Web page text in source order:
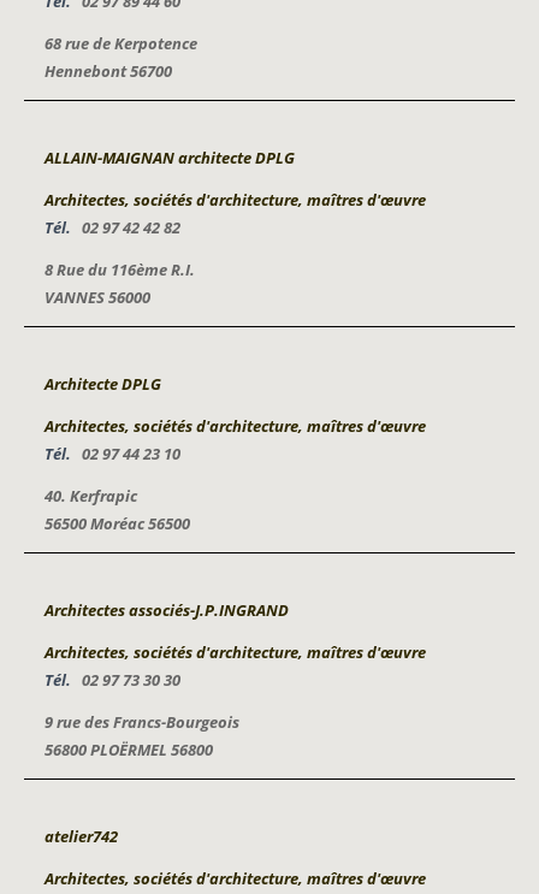
68 rue de Kerpotence
Hennebont 56700
ALLAIN-MAIGNAN architecte DPLG
Architectes, sociétés d'architecture, maîtres d'œuvre
Tél. 02 97 42 42 82
8 Rue du 116ème R.I.
VANNES 56000
Architecte DPLG
Architectes, sociétés d'architecture, maîtres d'œuvre
Tél. 02 97 44 23 10
40. Kerfrapic
56500 Moréac 56500
Architectes associés-J.P.INGRAND
Architectes, sociétés d'architecture, maîtres d'œuvre
Tél. 02 97 73 30 30
9 rue des Francs-Bourgeois
56800 PLOËRMEL 56800
atelier742
Architectes, sociétés d'architecture, maîtres d'œuvre